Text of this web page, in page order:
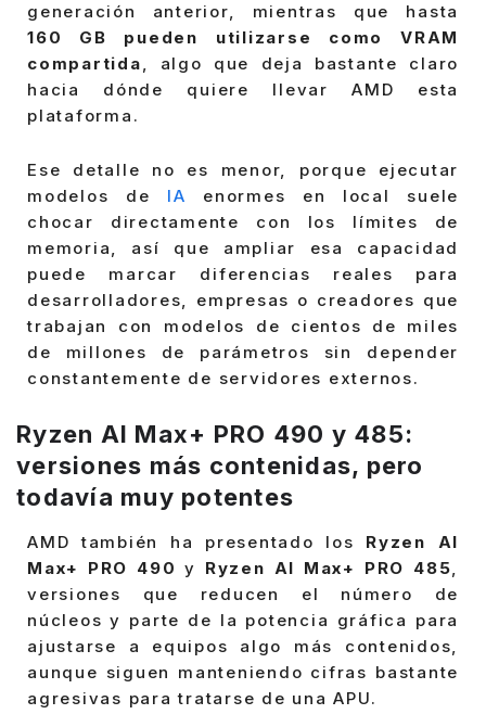
generación anterior, mientras que hasta
160 GB pueden utilizarse como VRAM
compartida, algo que deja bastante claro
hacia dónde quiere llevar AMD esta
plataforma.
Ese detalle no es menor, porque ejecutar
modelos de IA enormes en local suele
chocar directamente con los límites de
memoria, así que ampliar esa capacidad
puede marcar diferencias reales para
desarrolladores, empresas o creadores que
trabajan con modelos de cientos de miles
de millones de parámetros sin depender
constantemente de servidores externos.
Ryzen AI Max+ PRO 490 y 485:
versiones más contenidas, pero
todavía muy potentes
AMD también ha presentado los Ryzen AI
Max+ PRO 490 y Ryzen AI Max+ PRO 485,
versiones que reducen el número de
núcleos y parte de la potencia gráfica para
ajustarse a equipos algo más contenidos,
aunque siguen manteniendo cifras bastante
agresivas para tratarse de una APU.